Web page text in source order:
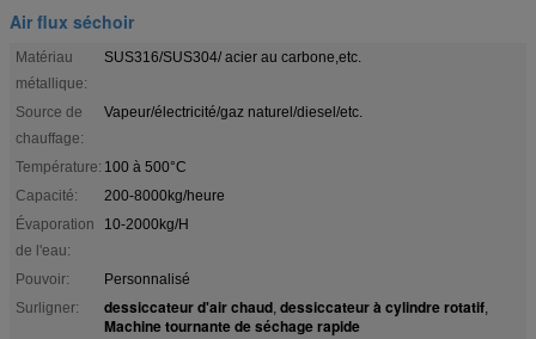
Air flux séchoir
Matériau
métallique:
SUS316/SUS304/ acier au carbone,etc.
Source de
chauffage:
Vapeur/électricité/gaz naturel/diesel/etc.
Température: 100 à 500°C
Capacité:
200-8000kg/heure
Évaporation
de l'eau:
10-2000kg/H
Pouvoir:
Personnalisé
Surligner:
dessiccateur d'air chaud, dessiccateur à cylindre rotatif,
Machine tournante de séchage rapide